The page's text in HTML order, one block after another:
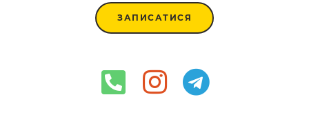
ЗАПИСАТИСЯ